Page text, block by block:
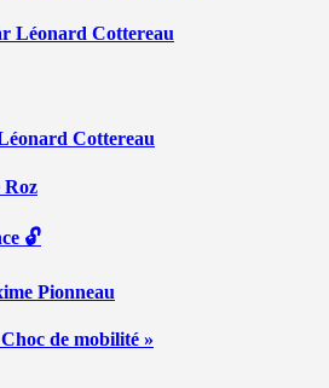
Léonard Cottereau
Cottereau
Roz
🔓
Pionneau
de mobilité »